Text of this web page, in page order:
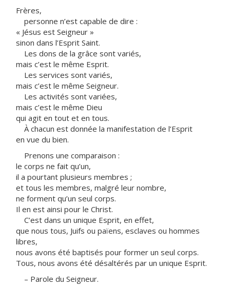
Frères,
personne n’est capable de dire :
« Jésus est Seigneur »
sinon dans l’Esprit Saint.
Les dons de la grâce sont variés,
mais c’est le même Esprit.
Les services sont variés,
mais c’est le même Seigneur.
Les activités sont variées,
mais c’est le même Dieu
qui agit en tout et en tous.
À chacun est donnée la manifestation de l’Esprit
en vue du bien.
Prenons une comparaison :
le corps ne fait qu’un,
il a pourtant plusieurs membres ;
et tous les membres, malgré leur nombre,
ne forment qu’un seul corps.
Il en est ainsi pour le Christ.
C’est dans un unique Esprit, en effet,
que nous tous, Juifs ou païens, esclaves ou hommes
libres,
nous avons été baptisés pour former un seul corps.
Tous, nous avons été désaltérés par un unique Esprit.
– Parole du Seigneur.